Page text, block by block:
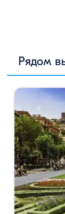
Рядом